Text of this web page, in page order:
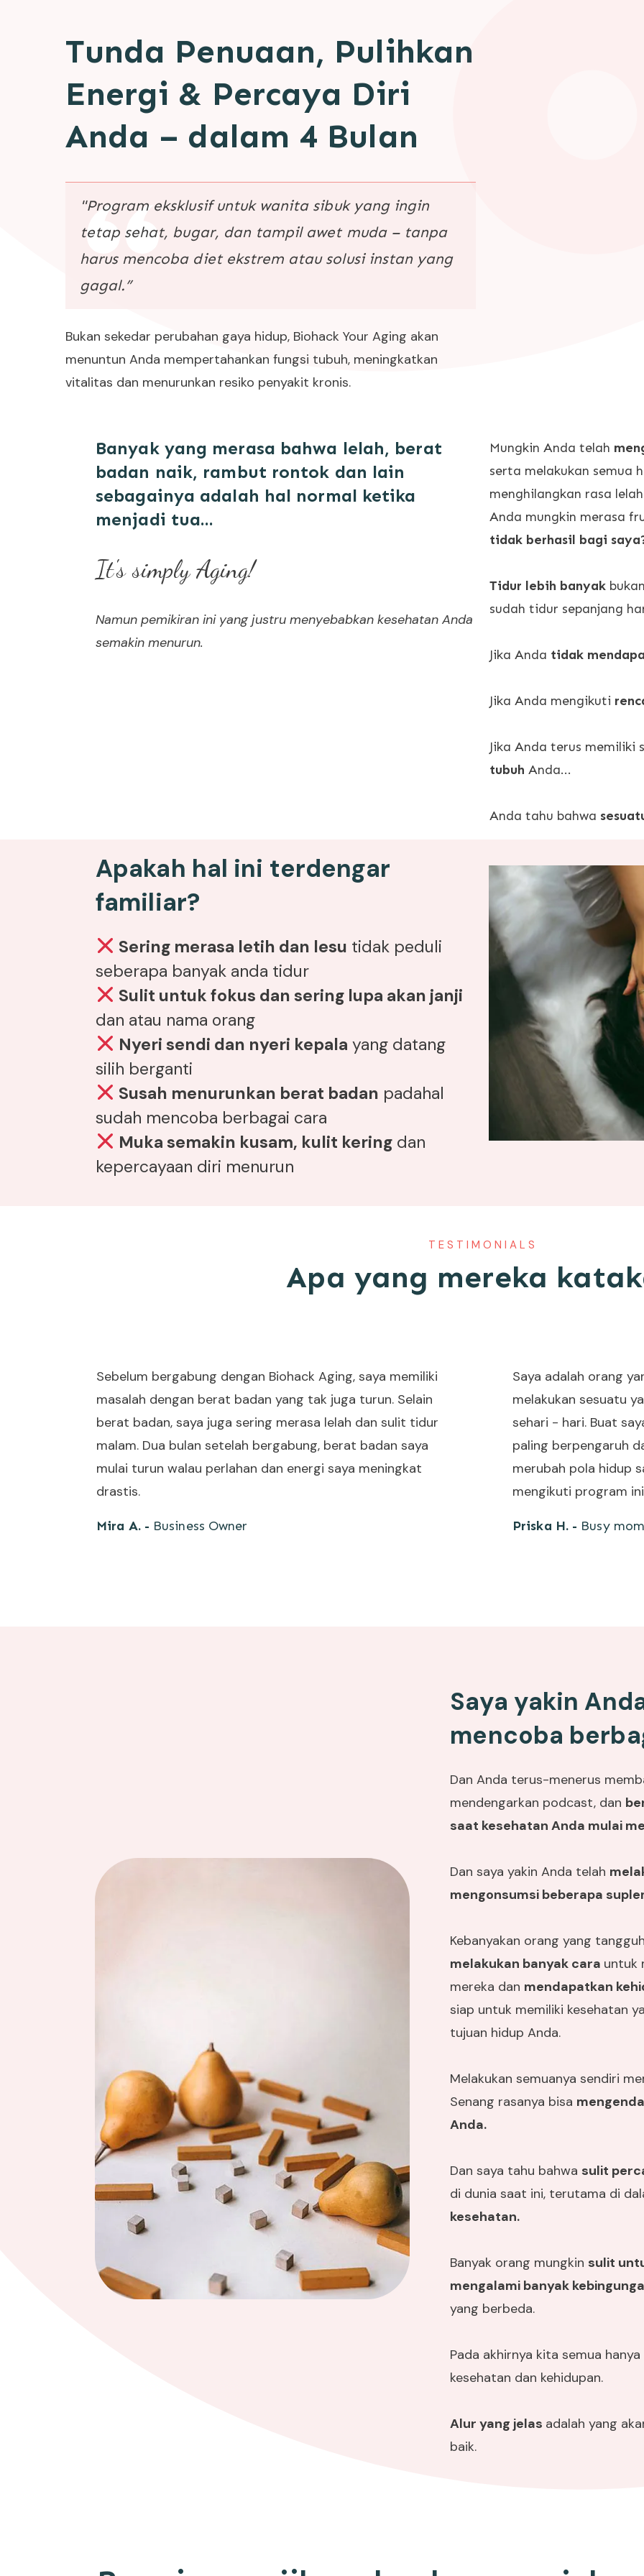
Tunda Penuaan, Pulihkan
Energi & Percaya Diri
Anda – dalam 4 Bulan
"Program eksklusif untuk wanita sibuk yang ingin
tetap sehat, bugar, dan tampil awet muda – tanpa
harus mencoba diet ekstrem atau solusi instan yang
gagal.”
Bukan sekedar perubahan gaya hidup, Biohack Your Aging akan
menuntun Anda mempertahankan fungsi tubuh, meningkatkan
vitalitas dan menurunkan resiko penyakit kronis.
Banyak yang merasa bahwa lelah, berat
badan naik, rambut rontok dan lain
sebagainya adalah hal normal ketika
menjadi tua...
It's simply Aging!
Namun pemikiran ini yang justru menyebabkan kesehatan Anda
semakin menurun.
Mungkin Anda telah
serta melakukan semua
menghilangkan rasa
Anda mungkin merasa
tidak berhasil bagi
Tidur lebih banyak
sudah tidur sepanjang
Jika Anda tidak
Jika Anda mengikuti
Jika Anda terus memiliki
tubuh Anda...
Anda tahu bahwa
Apakah hal ini terdengar
familiar?
Sering merasa letih dan lesu tidak peduli
seberapa banyak anda tidur
Sulit untuk fokus dan sering lupa akan janji
dan atau nama orang
Nyeri sendi dan nyeri kepala yang datang
silih berganti
Susah menurunkan berat badan padahal
sudah mencoba berbagai cara
Muka semakin kusam, kulit kering dan
kepercayaan diri menurun
TESTIMONIALS
Apa yang mereka
Sebelum bergabung dengan Biohack Aging, saya memiliki
masalah dengan berat badan yang tak juga turun. Selain
berat badan, saya juga sering merasa lelah dan sulit tidur
malam. Dua bulan setelah bergabung, berat badan saya
mulai turun walau perlahan dan energi saya meningkat
drastis.
Mira A. - Business Owner
Saya adalah orang
melakukan sesuatu
sehari - hari. Buat
paling berpengaruh
merubah pola hidup
mengikuti program
Priska H. - Busy
Saya yakin
mencoba
Dan Anda terus-menerus
mendengarkan podcast, dan
saat kesehatan Anda mulai
Dan saya yakin Anda telah
mengonsumsi beberapa
Kebanyakan orang yang
melakukan banyak cara untuk
mereka dan mendapatkan
siap untuk memiliki kesehatan
tujuan hidup Anda.
Melakukan semuanya sendiri
Senang rasanya bisa
Anda.
Dan saya tahu bahwa sulit
di dunia saat ini, terutama di
kesehatan.
Banyak orang mungkin sulit
mengalami banyak
yang berbeda.
Pada akhirnya kita semua hanya
kesehatan dan kehidupan.
Alur yang jelas adalah yang
baik.